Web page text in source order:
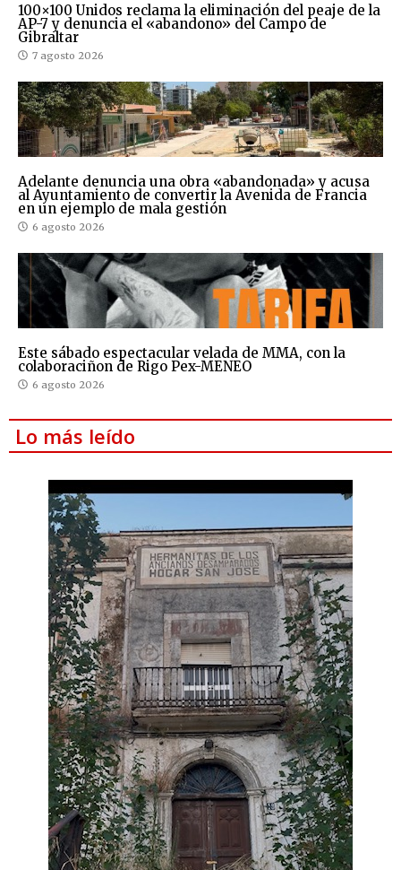
100×100 Unidos reclama la eliminación del peaje de la
AP-7 y denuncia el «abandono» del Campo de
Gibraltar
7 agosto 2026
Adelante denuncia una obra «abandonada» y acusa
al Ayuntamiento de convertir la Avenida de Francia
en un ejemplo de mala gestión
6 agosto 2026
Este sábado espectacular velada de MMA, con la
colaboraciñon de Rigo Pex-MENEO
6 agosto 2026
Lo más leído